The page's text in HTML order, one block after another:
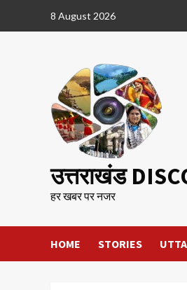
8 August 2026
उत्तराखंड
हर खबर पर नजर
HOME STORIES